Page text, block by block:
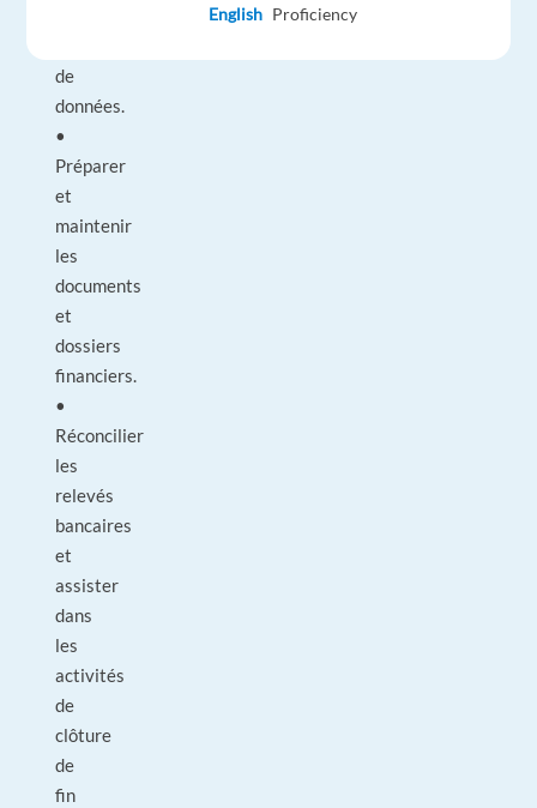
de
données.
•
Préparer
et
maintenir
les
documents
et
dossiers
financiers.
•
Réconcilier
les
relevés
bancaires
et
assister
dans
les
activités
de
clôture
de
fin
English Proficiency